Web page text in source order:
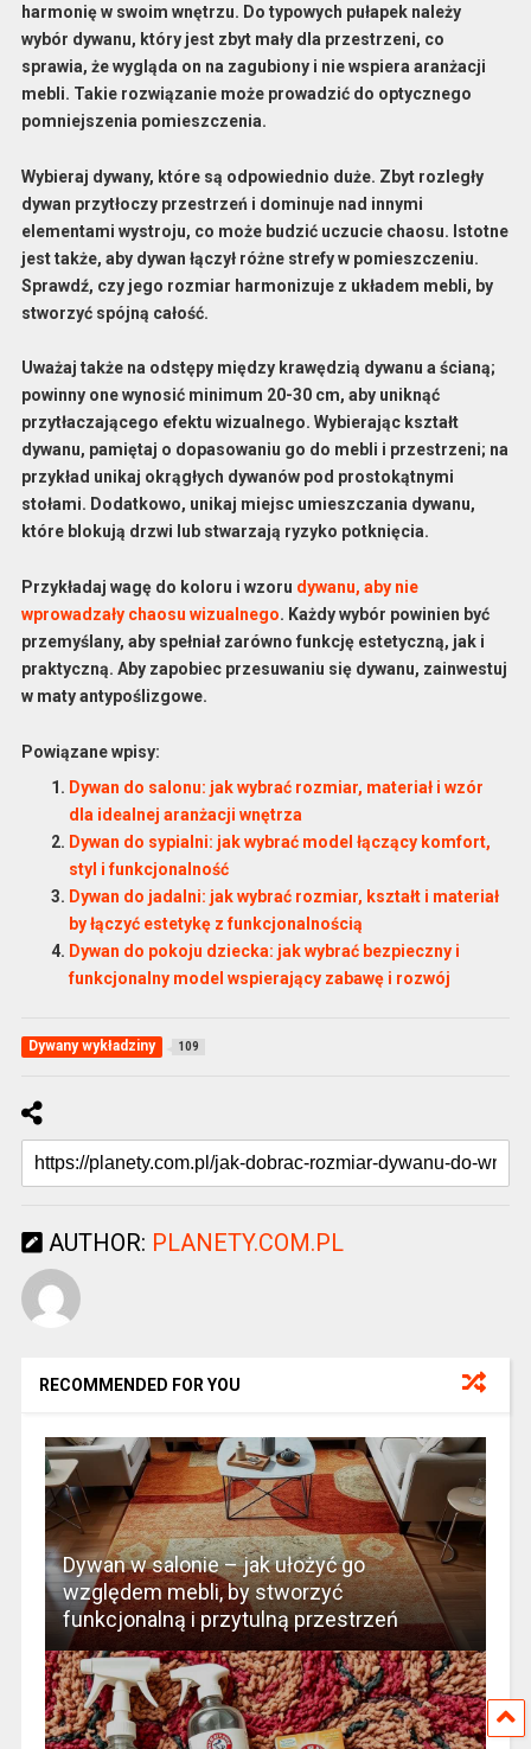
harmonię w swoim wnętrzu. Do typowych pułapek należy
wybór dywanu, który jest zbyt małydla przestrzeni, co
sprawia, że wygląda on na zagubiony i nie wspiera aranżacji
mebli. Takie rozwiązanie może prowadzić do optycznego
pomniejszenia pomieszczenia.
Wybieraj dywany, które są odpowiednio duże. Zbyt rozległy
dywan przytłoczy przestrzeń i dominuje nad innymi
elementami wystroju, co może budzić uczucie chaosu. Istotne
jest także, aby dywan łączył różne strefy w pomieszczeniu.
Sprawdź, czy jego rozmiar harmonizuje z układem mebli, by
stworzyć spójną całość.
Uważaj także na odstępymiędzy krawędzią dywanu a ścianą;
powinny one wynosić minimum 20-30 cm, aby uniknąć
przytłaczającego efektu wizualnego. Wybierając kształt
dywanu, pamiętaj o dopasowaniu go do mebli i przestrzeni; na
przykład unikaj okrągłych dywanów pod prostokątnymi
stołami. Dodatkowo, unikaj miejsc umieszczania dywanu,
które blokują drzwi lub stwarzają ryzyko potknięcia.
Przykładaj wagę do koloru i wzoru dywanu, aby nie
wprowadzały chaosu wizualnego. Każdy wybór powinien być
przemyślany, aby spełniał zarówno funkcję estetyczną, jak i
praktyczną. Aby zapobiec przesuwaniu się dywanu, zainwestuj
w maty antypoślizgowe.
Powiązane wpisy:
Dywan do salonu: jak wybrać rozmiar, materiał i wzór
dla idealnej aranżacji wnętrza
Dywan do sypialni: jak wybrać model łączący komfort,
styl i funkcjonalność
Dywan do jadalni: jak wybrać rozmiar, kształt i materiał
by łączyć estetykę z funkcjonalnością
Dywan do pokoju dziecka: jak wybrać bezpieczny i
funkcjonalny model wspierający zabawę i rozwój
Dywany wykładziny 109
AUTHOR: PLANETY.COM.PL
RECOMMENDED FOR YOU
Dywan w salonie – jak ułożyć go
względem mebli, by stworzyć
funkcjonalną i przytulną przestrzeń